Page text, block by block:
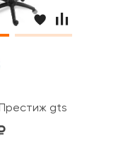
gts (без